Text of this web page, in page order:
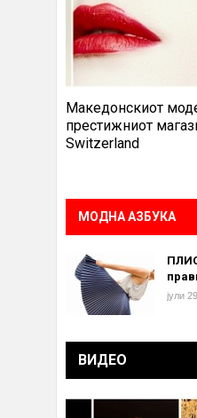
Македонскиот
престижниот
Switzerland
МОДНА АЗБУКА
јули
ВИДЕО